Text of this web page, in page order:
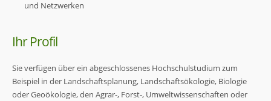
und Netzwerken
Ihr Profil
Sie verfügen über ein abgeschlossenes Hochschulstudium zum
Beispiel in der Landschaftsplanung, Landschaftsökologie, Biologie
oder Geoökologie, den Agrar-, Forst-, Umweltwissenschaften oder